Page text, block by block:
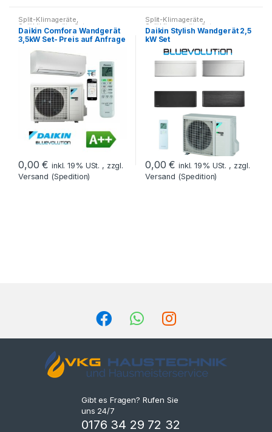
Split-Klimageräte,
Splitklimageräte Set
Daikin Comfora Wandgerät
3,5kW Set- Preis auf Anfrage
0,00€ inkl. 19% USt. , zzgl.
Versand (Spedition)
Split-Klimageräte,
Splitklimageräte Set
Daikin Stylish Wandgerät 2,5
kW Set
0,00€ inkl. 19% USt. , zzgl.
Versand (Spedition)
Gibt es Fragen? Rufen Sie
uns 24/7
0176 34 29 72 32